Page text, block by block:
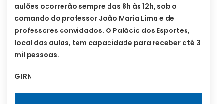
aulões ocorrerão sempre das 8h às 12h, sob o
comando do professor João Maria Lima e de
professores convidados. O Palácio dos Esportes,
local das aulas, tem capacidade para receber até 3
mil pessoas.
G1RN